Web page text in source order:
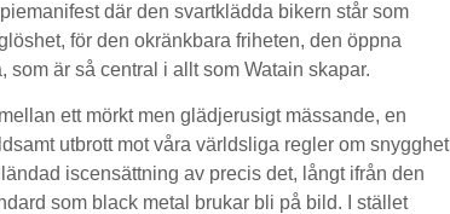
där den svartklädda bikern står som
för den okränkbara friheten, den öppna
som är så central i allt som Watain skapar.
ett mörkt men glädjerusigt mässande, en
utbrott mot våra världsliga regler om snygghet
iscensättning av precis det, långt ifrån den
som black metal brukar bli på bild. I stället